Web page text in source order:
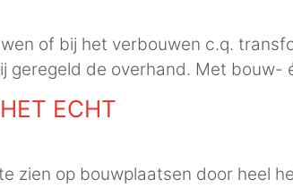
of bij het verbouwen c.q.
geregeld de overhand. Met
ECHT
zien op bouwplaatsen door heel